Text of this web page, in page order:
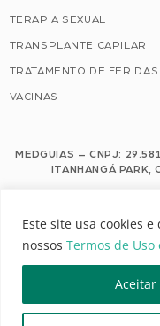
Este site usa cookies
nossos Termos de
Aceitar
TERAPIA SEXUAL
TRANSPLANTE CAPILAR
TRATAMENTO DE FERIDAS
VACINAS
MEDGUIAS – CNPJ:
ITANHANGÁ PARK,
Este site usa cookies e
Uso e
MEDGUIAS |